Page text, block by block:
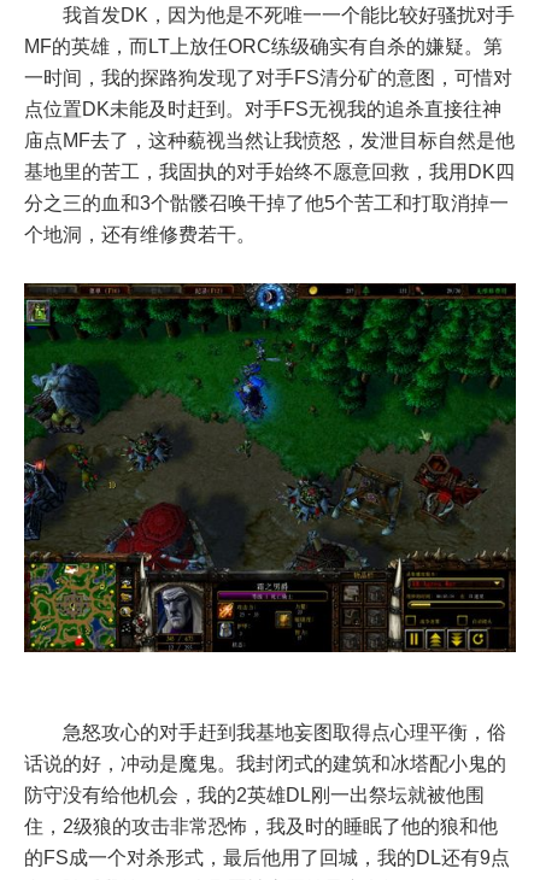
我首发DK，因为他是不死唯一一个能比较好骚扰对手
MF的英雄，而LT上放任ORC练级确实有自杀的嫌疑。第
一时间，我的探路狗发现了对手FS清分矿的意图，可惜对
点位置DK未能及时赶到。对手FS无视我的追杀直接往神
庙点MF去了，这种藐视当然让我愤怒，发泄目标自然是他
基地里的苦工，我固执的对手始终不愿意回救，我用DK四
分之三的血和3个骷髅召唤干掉了他5个苦工和打取消掉一
个地洞，还有维修费若干。
急怒攻心的对手赶到我基地妄图取得点心理平衡，俗
话说的好，冲动是魔鬼。我封闭式的建筑和冰塔配小鬼的
防守没有给他机会，我的2英雄DL刚一出祭坛就被他围
住，2级狼的攻击非常恐怖，我及时的睡眠了他的狼和他
的FS成一个对杀形式，最后他用了回城，我的DL还有9点